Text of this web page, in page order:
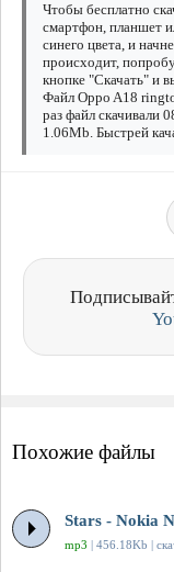
Чтобы бесплатно
смартфон, планшет
синего цвета, и
происходит,
кнопке "Скачать" и
Файл Oppo A18
раз файл скачивали
1.06Mb. Быстрей
Похожие файлы
Stars - Nokia
mp3 | 456.18Kb |